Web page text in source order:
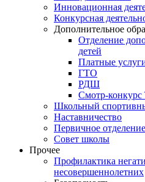
Инновационная
Конкурсная
Дополнительное
Отделение
детей
Платные
ГТО
РДШ
Смотр-
Школьный
Наставничество
Первичное
Совет школы
Прочее
Профилактика
несовершеннолетних